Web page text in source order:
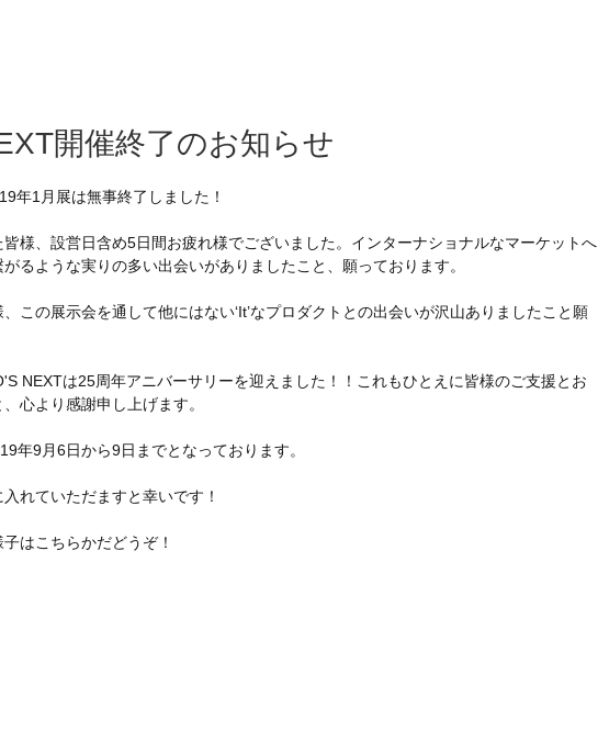
開催終了のお知らせ
年1月展は無事終了しました！
皆様、設営日含め5日間お疲れ様でございました。インターナショナルなマーケットへ
るような実りの多い出会いがありましたこと、願っております。
この展示会を通して他にはない‘It’なプロダクトとの出会いが沢山ありましたこと願
NEXTは25周年アニバーサリーを迎えました！！これもひとえに皆様のご支援とお
心より感謝申し上げます。
年9月6日から9日までとなっております。
れていただますと幸いです！
はこちらかだどうぞ！